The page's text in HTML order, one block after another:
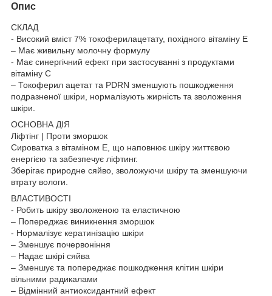
Опис
СКЛАД
- Високий вміст 7% токоферилацетату, похідного вітаміну Е
– Має живильну молочну формулу
- Має синергічний ефект при застосуванні з продуктами
вітаміну С
– Токоферил ацетат та PDRN зменшують пошкодження
подразненої шкіри, нормалізують жирність та зволоження
шкіри.
ОСНОВНА ДІЯ
Ліфтінг | Проти зморшок
Сироватка з вітаміном Е, що наповнює шкіру життєвою
енергією та забезпечує ліфтинг.
Зберігає природне сяйво, зволожуючи шкіру та зменшуючи
втрату вологи.
ВЛАСТИВОСТІ
- Робить шкіру зволоженою та еластичною
– Попереджає виникнення зморшок
- Нормалізує кератинізацію шкіри
– Зменшує почервоніння
– Надає шкірі сяйва
– Зменшує та попереджає пошкодження клітин шкіри
вільними радикалами
– Відмінний антиоксидантний ефект